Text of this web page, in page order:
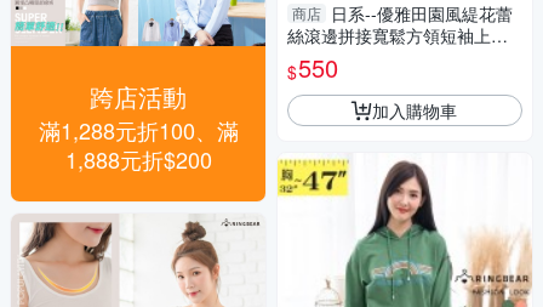
跨店活動
滿1,288元折100、滿
1,888元折$200
商店 日系--優雅田園風緹花蕾
絲滾邊拼接寬鬆方領短袖上衣
(黑.藍.杏L-3L)-U730眼圈熊中
大尺碼
$550
加入購物車